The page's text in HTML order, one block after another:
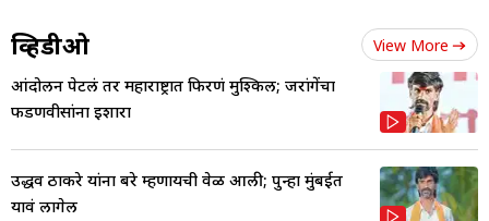
व्हिडीओ View More
आंदोलन पेटलं तर महाराष्ट्रात फिरणं मुश्किल; जरांगेंचा
फडणवीसांना इशारा
उद्धव ठाकरे यांना बरे म्हणायची वेळ आली; पुन्हा मुंबईत
यावं लागेल